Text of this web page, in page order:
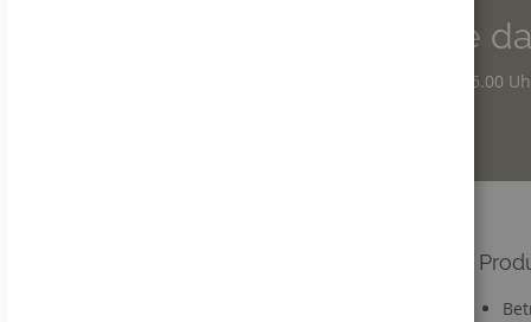
Wir sind für Sie
Montag - Donnerstag: 7.30 – 16.00